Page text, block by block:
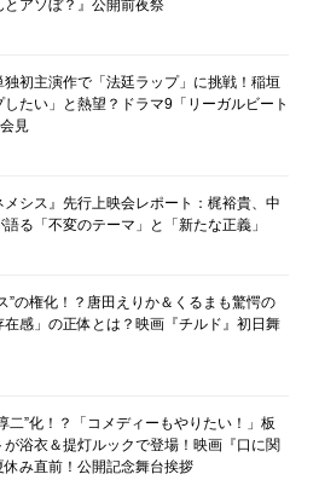
アソぼ？』公開前夜祭
初主演作で「法廷ラップ」に挑戦！稲垣
たい」と熱望？ドラマ9「リーガルビート
見
メシス』先行上映会レポート：梶裕貴、中
る「不変のテーマ」と「新たな正義」
”の権化！？唐田えりか＆くるまも驚愕の
在感」の正体とは？映画『チルド』初日舞
二”化！？「コメディーもやりたい！」板
浴衣＆提灯ルックで登場！映画『口に関
み直前！公開記念舞台挨拶